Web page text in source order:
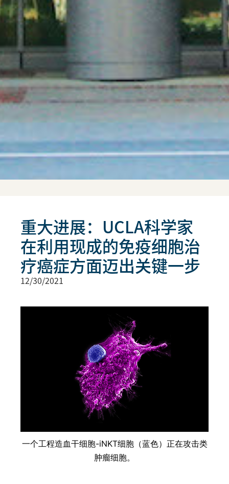
重大进展：UCLA科学家
在利用现成的免疫细胞治
疗癌症方面迈出关键一步
12/30/2021
一个工程造血干细胞-iNKT细胞（蓝色）正在攻击类
肿瘤细胞。